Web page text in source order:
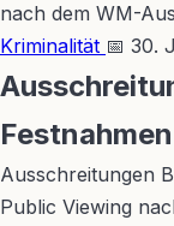
nach dem WM-Aus
Kriminalität 📅 30.
Ausschreitungen
Public Viewing